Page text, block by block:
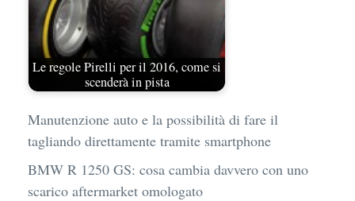
Le regole Pirelli per il 2016, come si
scenderà in pista
Manutenzione auto e la possibilità di fare il
tagliando direttamente tramite smartphone
BMW R 1250 GS: cosa cambia davvero con uno
scarico aftermarket omologato